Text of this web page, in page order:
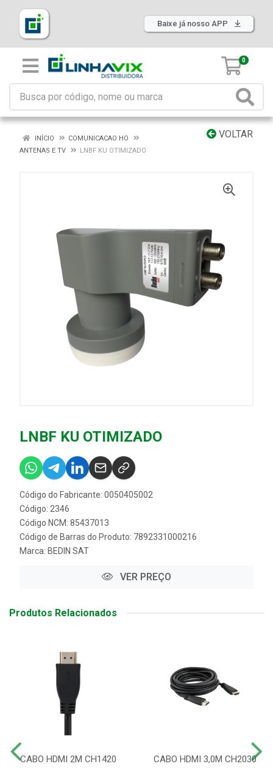
Baixe já nosso APP
0
VOLTAR
INÍCIO
COMUNICACAO HO
ANTENAS E TV
LNBF KU OTIMIZADO
LNBF KU OTIMIZADO
Código do Fabricante: 0050405002
Código: 2346
Código NCM: 85437013
Código de Barras do Produto: 7892331000216
Marca: BEDIN SAT
VER PREÇO
Produtos Relacionados
CABO HDMI 2M CH1420 CABO HDMI 3,0M CH2030